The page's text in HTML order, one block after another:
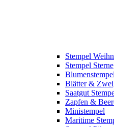
Stempel
Stempel Sterne
Blumenstempel
Blätter &
Saatgut
Zapfen &
Ministempel
Maritime